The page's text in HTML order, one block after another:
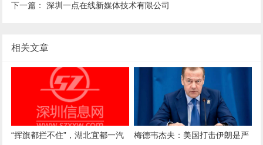
下一篇：深圳一点在线新媒体技术有限公司
相关文章
“挥旗都拦不住”，湖北宜都一汽
梅德韦杰夫：美国打击伊朗是严